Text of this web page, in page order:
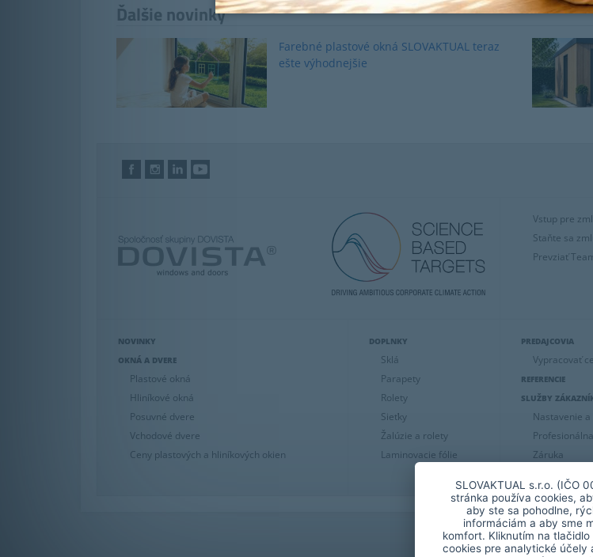
Ďalšie novinky
Farebné plastové okná SLOVAKTUAL teraz
ešte výhodnejšie
Vstup pre
Staňte sa
Prevziať
NOVINKY
OKNÁ A DVERE
Plastové okná
Hliníkové okná
Posuvné dvere
Vchodové dvere
Ceny plastových a hliníkových okien
DOPLNKY
Sklá
Parapety
Rolety
Sieťky
Žalúzie a rolety
Laminovacie fólie
PREDAJCOVIA
Vypracovať
REFERENCIE
SLUŽBY
Nastavenie
Záruka
SLOVAKTUAL s.r.o. (IČO
stránka používa cookies,
aby ste sa pohodlne,
informáciám a aby sme
komfort. Kliknutím na
cookies pre analytické účely